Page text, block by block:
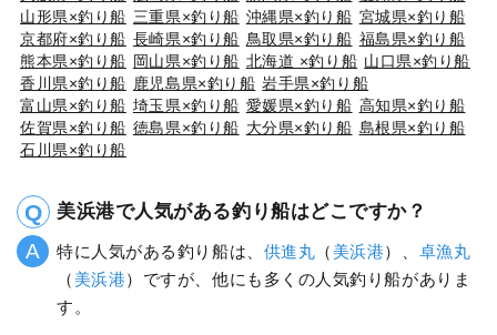
山形県×釣り船 三重県×釣り船 沖縄県×釣り船 宮城県×釣り船
京都府×釣り船 長崎県×釣り船 鳥取県×釣り船 福島県×釣り船
熊本県×釣り船 岡山県×釣り船 北海道 ×釣り船 山口県×釣り船
香川県×釣り船 鹿児島県×釣り船 岩手県×釣り船
富山県×釣り船 埼玉県×釣り船 愛媛県×釣り船 高知県×釣り船
佐賀県×釣り船 徳島県×釣り船 大分県×釣り船 島根県×釣り船
石川県×釣り船
美浜港で人気がある釣り船はどこですか？
特に人気がある釣り船は、 供進丸 （ 美浜港）、 卓漁丸
（ 美浜港）ですが、他にも多くの人気釣り船がありま
す。